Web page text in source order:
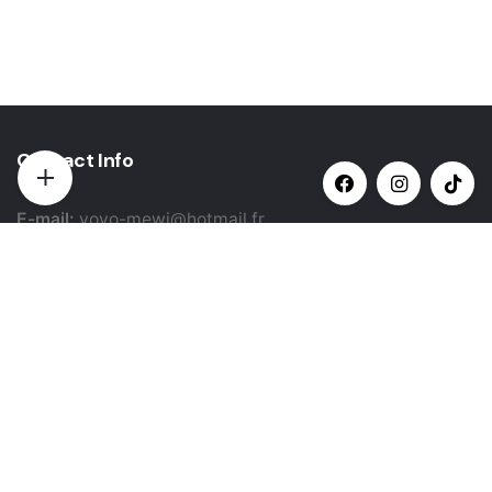
Contact Info
E-mail:yovo-mewi@hotmail.fr